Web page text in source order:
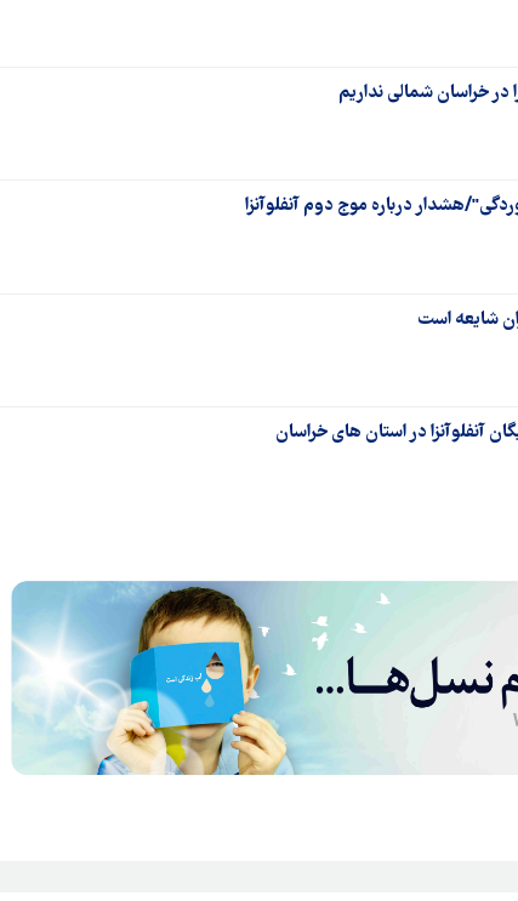
در خراسان شمالی نداریم
هشدار درباره موج دوم آنفلوآنزا
شایعه است